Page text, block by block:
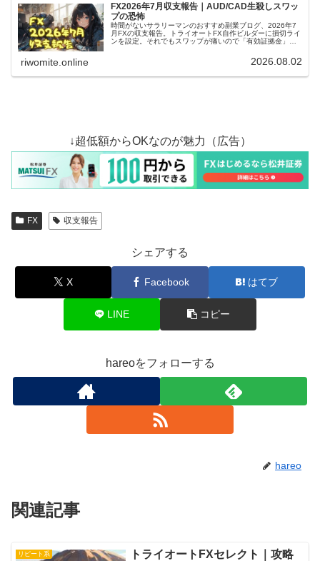
FX2026年7月収支報告｜AUD/CAD生殺しスワッ
プの恐怖
時間がないサラリーマンのおすすめ副業ブログ、2026年7
月FXの収支報告。トライオートFX自作ビルダーに損切ライ
ンを設定。それでもスワップが痛いので「有効証拠金」で
riwomite.online 2026.08.02
↓超低額からOKなのが魅力（広告）
FX 収支報告
シェアする
X Facebook はてブ
LINE コピー
hareoをフォローする
hareo
関連記事
リピート系
トライオートFXセレクト｜攻略